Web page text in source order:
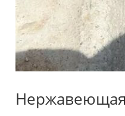
Нержавеющая